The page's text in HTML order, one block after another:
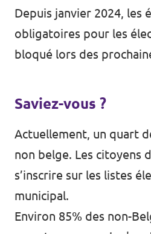
Depuis janvier 2024, les
obligatoires pour les
bloqué lors des
Saviez-vous ?
Actuellement, un quart
non belge. Les citoyens
s’inscrire sur les listes
municipal.
Environ 85% des non-